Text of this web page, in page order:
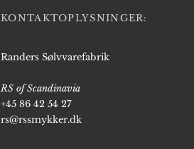
KONTAKTOPLYSNINGER:
Randers Sølvvarefabrik
RS of Scandinavia
+45 86 42 54 27
rs@rssmykker.dk